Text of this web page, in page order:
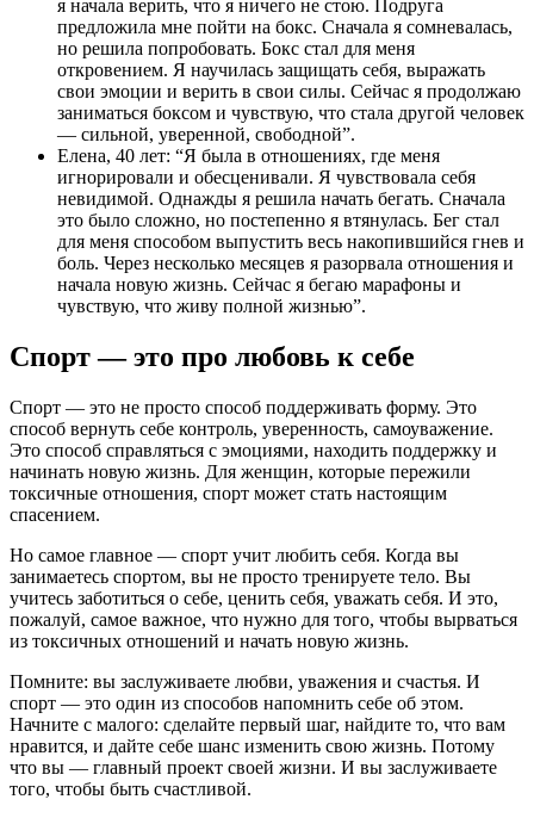
я начала верить, что я ничего не стою. Подруга
предложила мне пойти на бокс. Сначала я сомневалась,
но решила попробовать. Бокс стал для меня
откровением. Я научилась защищать себя, выражать
свои эмоции и верить в свои силы. Сейчас я продолжаю
заниматься боксом и чувствую, что стала другой человек
— сильной, уверенной, свободной”.
Елена, 40 лет: “Я была в отношениях, где меня
игнорировали и обесценивали. Я чувствовала себя
невидимой. Однажды я решила начать бегать. Сначала
это было сложно, но постепенно я втянулась. Бег стал
для меня способом выпустить весь накопившийся гнев и
боль. Через несколько месяцев я разорвала отношения и
начала новую жизнь. Сейчас я бегаю марафоны и
чувствую, что живу полной жизнью”.
Спорт — это про любовь к себе
Спорт — это не просто способ поддерживать форму. Это
способ вернуть себе контроль, уверенность, самоуважение.
Это способ справляться с эмоциями, находить поддержку и
начинать новую жизнь. Для женщин, которые пережили
токсичные отношения, спорт может стать настоящим
спасением.
Но самое главное — спорт учит любить себя. Когда вы
занимаетесь спортом, вы не просто тренируете тело. Вы
учитесь заботиться о себе, ценить себя, уважать себя. И это,
пожалуй, самое важное, что нужно для того, чтобы вырваться
из токсичных отношений и начать новую жизнь.
Помните: вы заслуживаете любви, уважения и счастья. И
спорт — это один из способов напомнить себе об этом.
Начните с малого: сделайте первый шаг, найдите то, что вам
нравится, и дайте себе шанс изменить свою жизнь. Потому
что вы — главный проект своей жизни. И вы заслуживаете
того, чтобы быть счастливой.